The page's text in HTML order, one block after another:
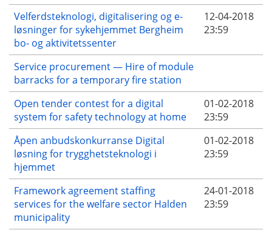
Velferdsteknologi, digitalisering og e-
løsninger for sykehjemmet Bergheim
bo- og aktivitetssenter
12-04-2018
23:59
Service procurement — Hire of module
barracks for a temporary fire station
Open tender contest for a digital
system for safety technology at home
01-02-2018
23:59
Åpen anbudskonkurranse Digital
løsning for trygghetsteknologi i
hjemmet
01-02-2018
23:59
Framework agreement staffing
services for the welfare sector Halden
municipality
24-01-2018
23:59